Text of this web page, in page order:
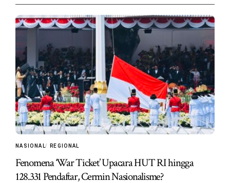
NASIONAL REGIONAL
Fenomena ‘War Ticket’ Upacara HUT RI hingga
128.331 Pendaftar, Cermin Nasionalisme?